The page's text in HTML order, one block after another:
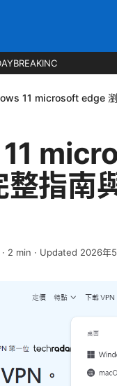
11 microsoft edge 瀏
整指南
· 2 min · Updated 2026年